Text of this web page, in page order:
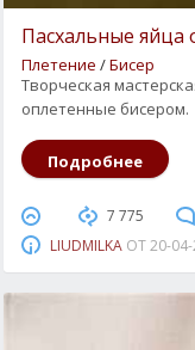
Пасхальные яйца
Плетение /Бисер
Творческая
оплетенные бисером.
Подробнее
7 775
LIUDMILKAОТ20-